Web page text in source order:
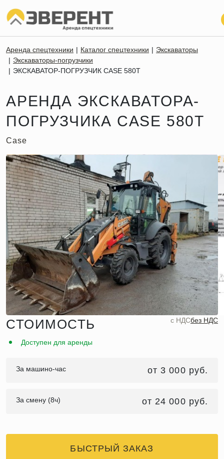
Аренда спецтехники Каталог спецтехники
Экскаваторы
Экскаваторы-погрузчики
ЭКСКАВАТОР-ПОГРУЗЧИК CASE 580T
АРЕНДА ЭКСКАВАТОРА-
ПОГРУЗЧИКА CASE 580T
Case
СТОИМОСТЬ c НДСбез НДС
Доступен для аренды
За машино-час от 3 000 руб.
За смену (8ч) от 24 000 руб.
БЫСТРЫЙ ЗАКАЗ